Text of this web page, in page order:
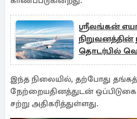
ஸ்ரீலங்கன்
நிறுவனத்தின்
தொடர்பில்
இந்த நிலையில், தற்போது
நேற்றையதினத்துடன்
சற்று அதிகரித்துள்ளது.